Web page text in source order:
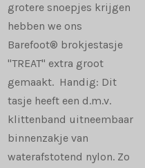
grotere snoepjes krijgen
hebben we ons
Barefoot® brokjestasje
"TREAT" extra groot
gemaakt. Handig: Dit
tasje heeft een d.m.v.
klittenband uitneembaar
binnenzakje van
waterafstotend nylon. Zo